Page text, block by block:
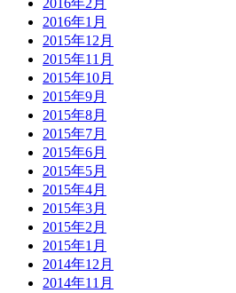
2016年2月
2016年1月
2015年12月
2015年11月
2015年10月
2015年9月
2015年8月
2015年7月
2015年6月
2015年5月
2015年4月
2015年3月
2015年2月
2015年1月
2014年12月
2014年11月